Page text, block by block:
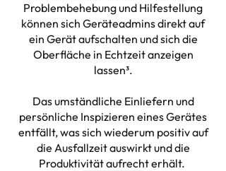
Problembehebung und Hilfestellung
können sich Geräteadmins direkt auf
ein Gerät aufschalten und sich die
Oberfläche in Echtzeit anzeigen
lassen³.
Das umständliche Einliefern und
persönliche Inspizieren eines Gerätes
entfällt, was sich wiederum positiv auf
die Ausfallzeit auswirkt und die
Produktivität aufrecht erhält.